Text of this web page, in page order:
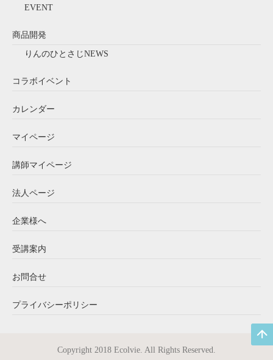
EVENT
商品開発
りんのひとさじNEWS
コラボイベント
カレンダー
マイページ
講師マイページ
法人ページ
企業様へ
受講案内
お問合せ
プライバシーポリシー
Copyright 2018 Ecolvie. All Rights Reserved.